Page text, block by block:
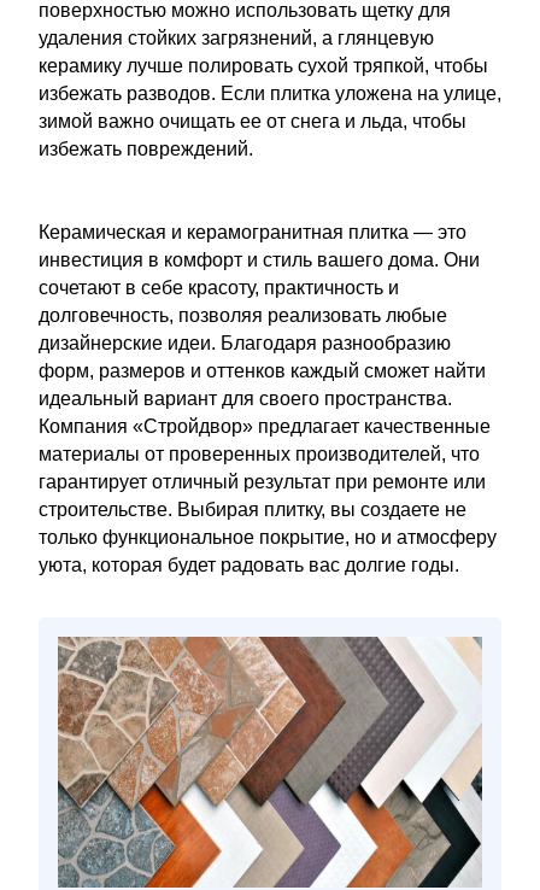
поверхностью можно использовать щетку для
удаления стойких загрязнений, а глянцевую
керамику лучше полировать сухой тряпкой, чтобы
избежать разводов. Если плитка уложена на улице,
зимой важно очищать ее от снега и льда, чтобы
избежать повреждений.
Керамическая и керамогранитная плитка — это
инвестиция в комфорт и стиль вашего дома. Они
сочетают в себе красоту, практичность и
долговечность, позволяя реализовать любые
дизайнерские идеи. Благодаря разнообразию
форм, размеров и оттенков каждый сможет найти
идеальный вариант для своего пространства.
Компания «Стройдвор» предлагает качественные
материалы от проверенных производителей, что
гарантирует отличный результат при ремонте или
строительстве. Выбирая плитку, вы создаете не
только функциональное покрытие, но и атмосферу
уюта, которая будет радовать вас долгие годы.